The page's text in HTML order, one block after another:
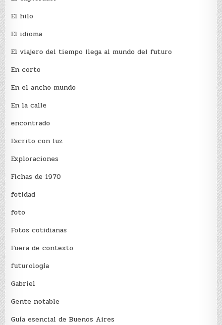
El hilo
El idioma
El viajero del tiempo llega al mundo del futuro
En corto
En el ancho mundo
En la calle
encontrado
Escrito con luz
Exploraciones
Fichas de 1970
fotidad
foto
Fotos cotidianas
Fuera de contexto
futurología
Gabriel
Gente notable
Guía esencial de Buenos Aires